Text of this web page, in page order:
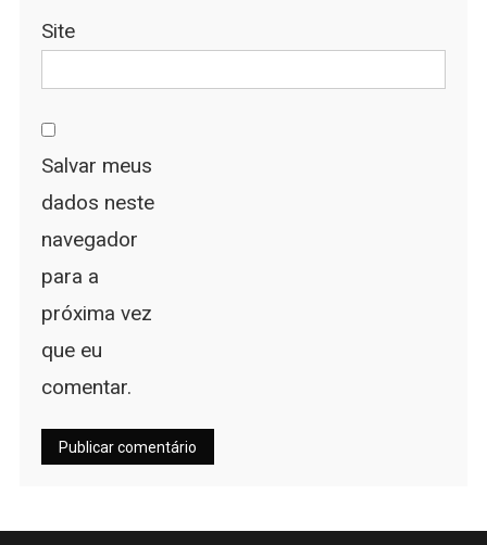
Site
Salvar meus
dados neste
navegador
para a
próxima vez
que eu
comentar.